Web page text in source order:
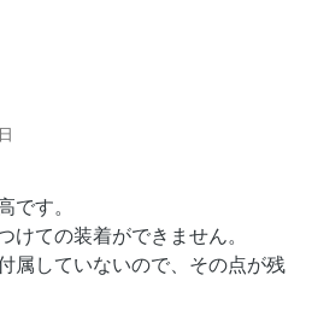
です。
けての装着ができません。
属していないので、その点が残